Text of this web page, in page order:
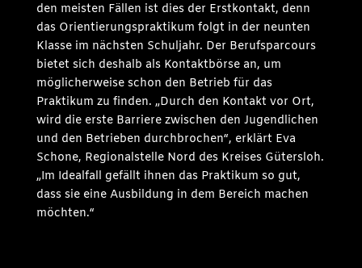
den meisten Fällen ist dies der Erstkontakt, denn
das Orientierungspraktikum folgt in der neunten
Klasse im nächsten Schuljahr. Der Berufsparcours
bietet sich deshalb als Kontaktbörse an, um
möglicherweise schon den Betrieb für das
Praktikum zu finden. „Durch den Kontakt vor Ort,
wird die erste Barriere zwischen den Jugendlichen
und den Betrieben durchbrochen“, erklärt Eva
Schone, Regionalstelle Nord des Kreises Gütersloh.
„Im Idealfall gefällt ihnen das Praktikum so gut,
dass sie eine Ausbildung in dem Bereich machen
möchten.“